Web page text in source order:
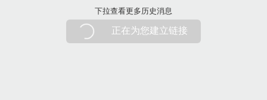
下拉查看更多历史消息
正在为您建立链接